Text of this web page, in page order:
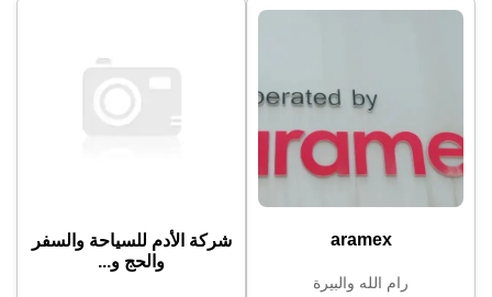
aramex
رام الله والبيرة
شركة الأدم للسياحة والسفر
والحج و...